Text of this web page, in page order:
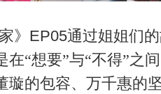
》 EP05通过姐姐们
在“想要”与“不得”之
璇的包容、万千惠的